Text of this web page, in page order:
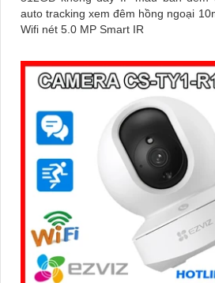
auto tracking xem đêm hồng ngoại
Wifi nét 5.0 MP Smart IR